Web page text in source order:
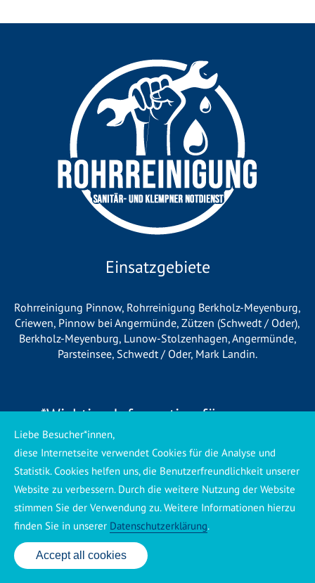
Einsatzgebiete
Rohrreinigung Pinnow, Rohrreinigung Berkholz-Meyenburg,
Criewen, Pinnow bei Angermünde, Zützen (Schwedt / Oder),
Berkholz-Meyenburg, Lunow-Stolzenhagen,Angermünde,
Parsteinsee, Schwedt / Oder, Mark Landin.
*Wichtige Information für unsere
Wir betreiben vor Ort keine eigene Niederlassung, sondern
arbeiten als mobiler Dienstleister. Unsere Einsätze werden
zentral koordiniert und durch eigene Mitarbeiter sowie
regionale Partnerbetriebe durchgeführt. Dadurch können wir
eine schnelle Verfügbarkeit und einen zuverlässigen 24/7-
Service sicherstellen. Sollte kein eigener Mitarbeiter
unmittelbar verfügbar sein, übernehmen Partnerbetriebe aus
24 Std. Service: ✆ 0176 160 517 86
Accept all cookies
Liebe Besucher*innen,
diese Internetseite verwendet Cookies für die Analyse und
Statistik. Cookies helfen uns, die Benutzerfreundlichkeit unserer
Website zu verbessern. Durch die weitere Nutzung der Website
stimmen Sie der Verwendung zu. Weitere Informationen hierzu
finden Sie in unserer Datenschutzerklärung.